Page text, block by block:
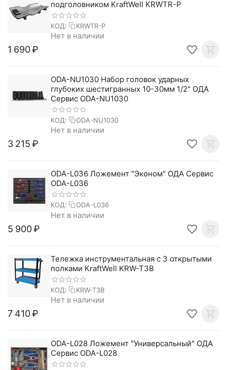
подголовником KraftWell KRWTR-P
КОД: KRWTR-P
Нет в наличии
1 690₽
ODA-NU1030 Набор головок ударных
глубоких шестигранных 10-30мм 1/2" ОДА
Сервис ODA-NU1030
КОД: ODA-NU1030
Нет в наличии
3 215 ₽
ODA-L036 Ложемент "Эконом" ОДА Сервис
ODA-L036
КОД: ODA-L036
Нет в наличии
5 900₽
Тележка инструментальная с 3 открытыми
полками KraftWell KRW-T3B
КОД: KRW-T3B
Нет в наличии
7 410₽
ODA-L028 Ложемент "Универсальный" ОДА
Сервис ODA-L028